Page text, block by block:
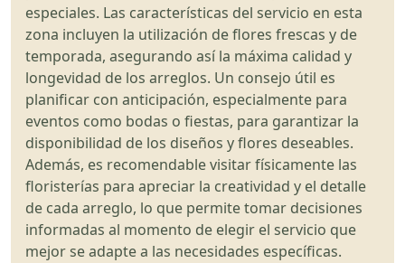
especiales. Las características del servicio en esta
zona incluyen la utilización de flores frescas y de
temporada, asegurando así la máxima calidad y
longevidad de los arreglos. Un consejo útil es
planificar con anticipación, especialmente para
eventos como bodas o fiestas, para garantizar la
disponibilidad de los diseños y flores deseables.
Además, es recomendable visitar físicamente las
floristerías para apreciar la creatividad y el detalle
de cada arreglo, lo que permite tomar decisiones
informadas al momento de elegir el servicio que
mejor se adapte a las necesidades específicas.